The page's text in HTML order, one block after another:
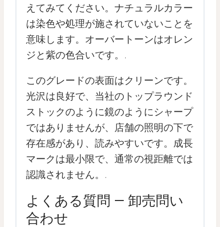
えてみてください。ナチュラルカラー
は染色や処理が施されていないことを
意味します。オーバートーンはオレン
ジと紫の色合いです。.
このグレードの表面はクリーンです。
光沢は良好で、当社のトップラウンド
ストックのように鏡のようにシャープ
ではありませんが、店舗の照明の下で
存在感があり、読みやすいです。成長
マークは最小限で、通常の視距離では
認識されません。.
よくある質問 — 卸売問い
合わせ